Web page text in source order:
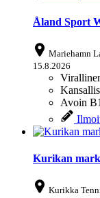
Åland Sport
Mariehamn
15.8.2026
Avoin
Kurikan
Kurikka